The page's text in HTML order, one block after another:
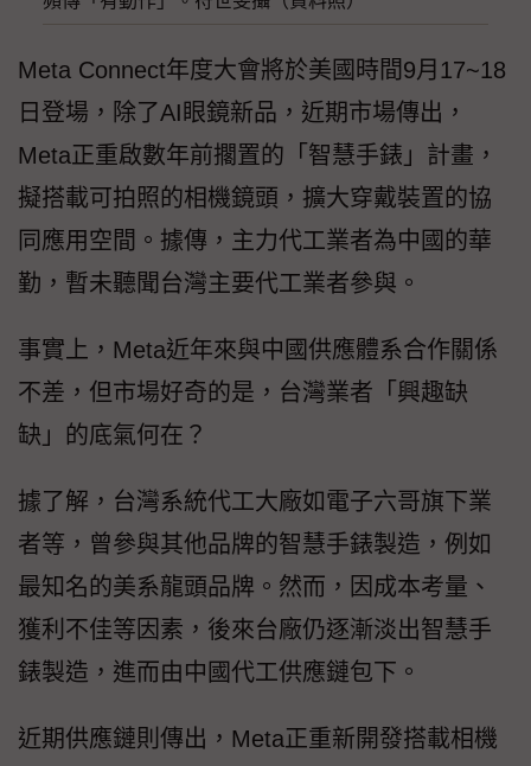
Meta Connect年度大會將於美國時間9月17~18
日登場，除了AI眼鏡新品，近期市場傳出，
Meta正重啟數年前擱置的「智慧手錶」計畫，
擬搭載可拍照的相機鏡頭，擴大穿戴裝置的協
同應用空間。據傳，主力代工業者為中國的華
勤，暫未聽聞台灣主要代工業者參與。
事實上，Meta近年來與中國供應體系合作關係
不差，但市場好奇的是，台灣業者「興趣缺
缺」的底氣何在？
據了解，台灣系統代工大廠如電子六哥旗下業
者等，曾參與其他品牌的智慧手錶製造，例如
最知名的美系龍頭品牌。然而，因成本考量、
獲利不佳等因素，後來台廠仍逐漸淡出智慧手
錶製造，進而由中國代工供應鏈包下。
近期供應鏈則傳出，Meta正重新開發搭載相機